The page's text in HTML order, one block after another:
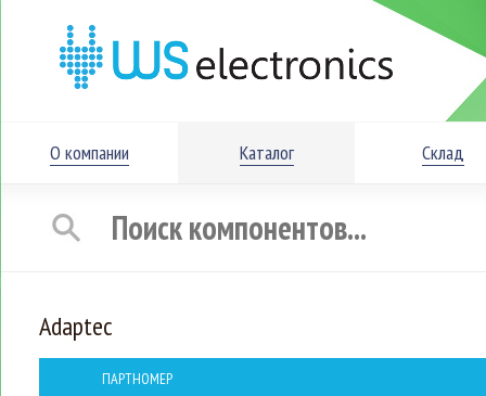
О компании Каталог Склад
Adaptec
ПАРТНОМЕР